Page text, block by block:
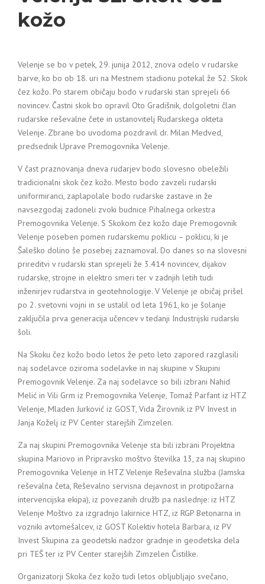
kožo
Velenje se bo v petek, 29. junija 2012, znova odelo v rudarske
barve, ko bo ob 18. uri na Mestnem stadionu potekal že 52. Skok
čez kožo. Po starem običaju bodo v rudarski stan sprejeli 66
novincev. Častni skok bo opravil Oto Gradišnik, dolgoletni član
rudarske reševalne čete in ustanovitelj Rudarskega okteta
Velenje. Zbrane bo uvodoma pozdravil dr. Milan Medved,
predsednik Uprave Premogovnika Velenje.
V čast praznovanja dneva rudarjev bodo slovesno obeležili
tradicionalni skok čez kožo. Mesto bodo zavzeli rudarski
uniformiranci, zaplapolale bodo rudarske zastave in že
navsezgodaj zadoneli zvoki budnice Pihalnega orkestra
Premogovnika Velenje. S Skokom čez kožo daje Premogovnik
Velenje poseben pomen rudarskemu poklicu – poklicu, ki je
Šaleško dolino še posebej zaznamoval. Do danes so na slovesni
prireditvi v rudarski stan sprejeli že 3.414 novincev, dijakov
rudarske, strojne in elektro smeri ter v zadnjih letih tudi
inženirjev rudarstva in geotehnologije. V Velenje je običaj prišel
po 2. svetovni vojni in se ustalil od leta 1961, ko je šolanje
zaključila prva generacija učencev v tedanji Industrijski rudarski
šoli.
Na Skoku čez kožo bodo letos že peto leto zapored razglasili
naj sodelavce oziroma sodelavke in naj skupine v Skupini
Premogovnik Velenje. Za naj sodelavce so bili izbrani Nahid
Melić in Vili Grm iz Premogovnika Velenje, Tomaž Parfant iz HTZ
Velenje, Mladen Jurković iz GOST, Vida Žirovnik iz PV Invest in
Janja Koželj iz PV Center starejših Zimzelen.
Za naj skupini Premogovnika Velenje sta bili izbrani Projektna
skupina Mariovo in Pripravsko moštvo številka 13, za naj skupino
Premogovnika Velenje in HTZ Velenje Reševalna služba (Jamska
reševalna četa, Reševalno servisna dejavnost in protipožarna
intervencijska ekipa), iz povezanih družb pa naslednje: iz HTZ
Velenje Moštvo za izgradnjo lakirnice HTZ, iz RGP Betonarna in
vozniki avtomešalcev, iz GOST Kolektiv hotela Barbara, iz PV
Invest Skupina za geodetski nadzor gradnje in geodetska dela
pri TEŠ ter iz PV Center starejših Zimzelen Čistilke.
Organizatorji Skoka čez kožo tudi letos obljubljajo svečano,